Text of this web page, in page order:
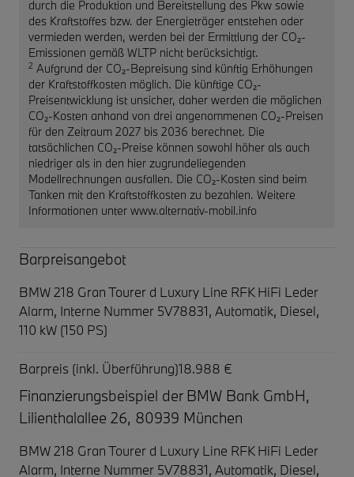
durch die Produktion und Bereitstellung des Pkw sowie
des Kraftstoffes bzw. der Energieträger entstehen oder
vermieden werden, werden bei der Ermittlung der CO₂-
Emissionen gemäß WLTP nicht berücksichtigt.
2 Aufgrund der CO₂-Bepreisung sind künftig Erhöhungen
der Kraftstoffkosten möglich. Die künftige CO₂-
Preisentwicklung ist unsicher, daher werden die möglichen
CO₂-Kosten anhand von drei angenommenen CO₂-Preisen
für den Zeitraum 2027 bis 2036 berechnet. Die
tatsächlichen CO₂-Preise können sowohl höher als auch
niedriger als in den hier zugrundeliegenden
Modellrechnungen ausfallen. Die CO₂-Kosten sind beim
Tanken mit den Kraftstoffkosten zu bezahlen. Weitere
Informationen unter www.alternativ-mobil.info
Barpreisangebot
BMW 218 Gran Tourer d Luxury Line RFK HiFi Leder
Alarm, Interne Nummer 5V78831, Automatik, Diesel,
110 kW (150 PS)
Barpreis (inkl. Überführung)18.988 €
Finanzierungsbeispiel der BMW Bank GmbH,
Lilienthalallee 26, 80939 München
BMW 218 Gran Tourer d Luxury Line RFK HiFi Leder
Alarm, Interne Nummer 5V78831, Automatik, Diesel,